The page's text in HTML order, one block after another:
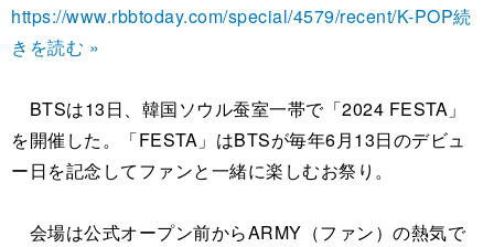
https://www.rbbtoday.com/special/4579/recent/K-POP続
きを読む »
BTSは13日、韓国ソウル蚕室一帯で「2024 FESTA」
を開催した。「FESTA」はBTSが毎年6月13日のデビュ
ー日を記念してファンと一緒に楽しむお祭り。
会場は公式オープン前からARMY（ファン）の熱気で